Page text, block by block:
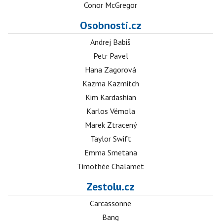
Conor McGregor
Osobnosti.cz
Andrej Babiš
Petr Pavel
Hana Zagorová
Kazma Kazmitch
Kim Kardashian
Karlos Vémola
Marek Ztracený
Taylor Swift
Emma Smetana
Timothée Chalamet
Zestolu.cz
Carcassonne
Bang